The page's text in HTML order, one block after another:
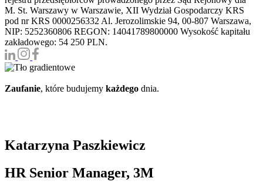
M. St. Warszawy w Warszawie, XII Wydział Gospodarczy KRS
pod nr KRS 0000256332 Al. Jerozolimskie 94, 00-807 Warszawa,
NIP: 5252360806 REGON: 14041789800000 Wysokość kapitału
zakładowego: 54 250 PLN.
Zaufanie, które budujemy każdego dnia.
Katarzyna Paszkiewicz
HR Senior Manager, 3M